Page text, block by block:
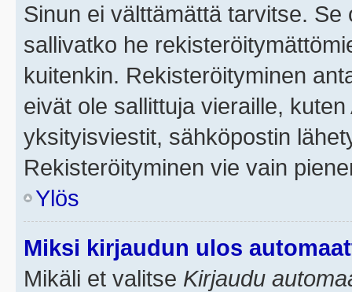
Sinun ei välttämättä tarvitse.
sallivatko he
kuitenkin. Rekisteröityminen
eivät ole sallittuja vieraille,
yksityisviestit, sähköpostin
Rekisteröityminen vie vain
Ylös
Miksi kirjaudun ulos
Mikäli et valitse Kirjaudu